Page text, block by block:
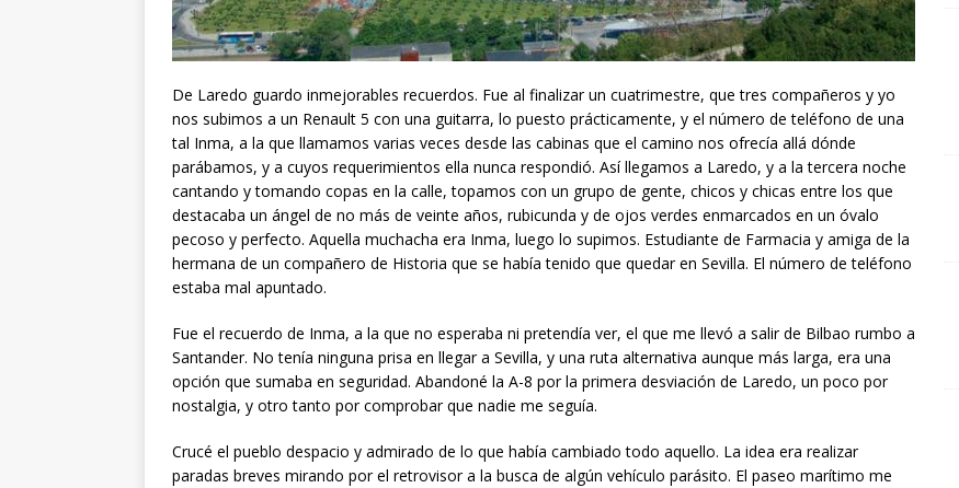
De Laredo guardo inmejorables recuerdos. Fue al finalizar un cuatrimestre, que tres compañeros y yo
nos subimos a un Renault 5 con una guitarra, lo puesto prácticamente, y el número de teléfono de una
tal Inma, a la que llamamos varias veces desde las cabinas que el camino nos ofrecía allá dónde
parábamos, y a cuyos requerimientos ella nunca respondió. Así llegamos a Laredo, y a la tercera noche
cantando y tomando copas en la calle, topamos con un grupo de gente, chicos y chicas entre los que
destacaba un ángel de no más de veinte años, rubicunda y de ojos verdes enmarcados en un óvalo
pecoso y perfecto. Aquella muchacha era Inma, luego lo supimos. Estudiante de Farmacia y amiga de la
hermana de un compañero de Historia que se había tenido que quedar en Sevilla. El número de teléfono
estaba mal apuntado.
Fue el recuerdo de Inma, a la que no esperaba ni pretendía ver, el que me llevó a salir de Bilbao rumbo a
Santander. No tenía ninguna prisa en llegar a Sevilla, y una ruta alternativa aunque más larga, era una
opción que sumaba en seguridad. Abandoné la A-8 por la primera desviación de Laredo, un poco por
nostalgia, y otro tanto por comprobar que nadie me seguía.
Crucé el pueblo despacio y admirado de lo que había cambiado todo aquello. La idea era realizar
paradas breves mirando por el retrovisor a la busca de algún vehículo parásito. El paseo marítimo me